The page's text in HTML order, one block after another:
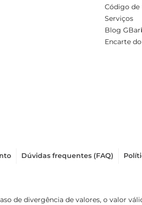
Código de
Serviços
Blog
Encarte
Dúvidas frequentes (FAQ)
de divergência de valores, o valor